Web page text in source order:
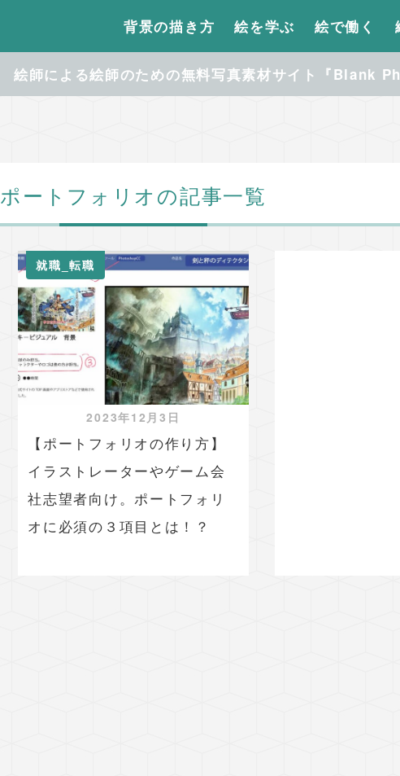
背景の描き方 絵を学ぶ 絵で働く
絵師による絵師のための無料写真素材サイト『Blank
ポートフォリオの記事一覧
就職_転職
2023年12月3日
【ポートフォリオの作り方】
イラストレーターやゲーム会
社志望者向け。ポートフォリ
オに必須の３項目とは！？